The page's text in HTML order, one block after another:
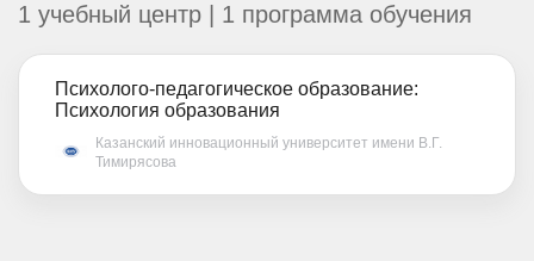
1 учебный центр | 1 программа обучения
Психолого-педагогическое образование:
Психология образования
Казанский инновационный университет имени В.Г.
Тимирясова